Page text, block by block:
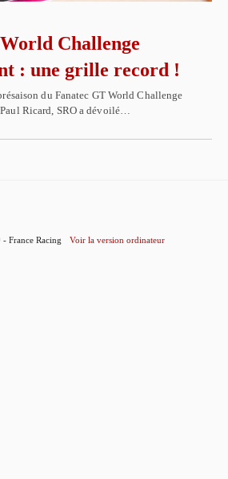
Challenge
: une grille record !
du Fanatec GT World Challenge
Ricard, SRO a dévoilé…
France Racing Voir la version ordinateur